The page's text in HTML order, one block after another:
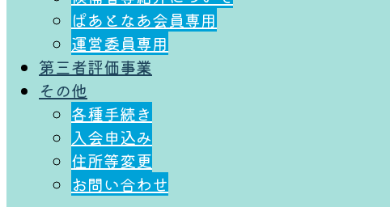
ぱあとなあ会員専用
運営委員専用
第三者評価事業
その他
各種⼿続き
⼊会申込み
住所等変更
お問い合わせ